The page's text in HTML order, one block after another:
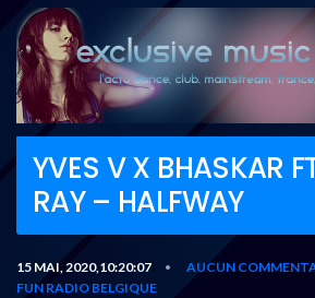
YVES V X BHASKAR
RAY – HALFWAY
15 MAI, 2020,10:20:07 • AUCUN
FUN RADIO BELGIQUE